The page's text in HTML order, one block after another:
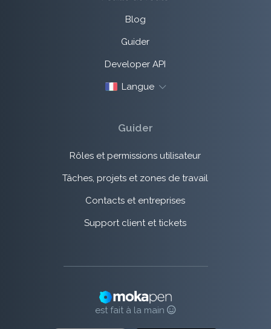
Blog
Guider
Developer API
Langue
Guider
Rôles et permissions utilisateur
Tâches, projets et zones de travail
Contacts et entreprises
Support client et tickets
est fait à la main